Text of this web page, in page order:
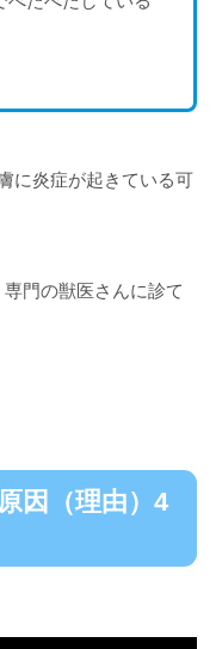
に炎症が起きている可
門の獣医さんに診て
因（理由）4